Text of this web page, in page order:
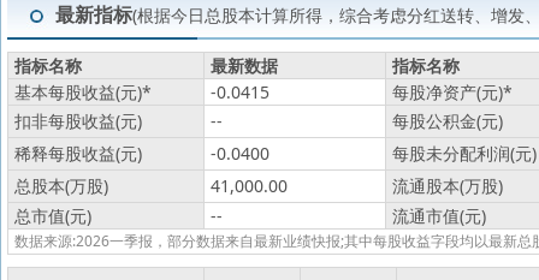
最新指标(根据今日总股本计算所得，综合考虑分红送转、增发
指标名称 最新数据
指标名称
基本每股收益(元)* -0.0415 每股净资产(元)*
扣非每股收益(元)
--
每股公积金(元)
稀释每股收益(元)
-0.0400
每股未分配利润(元)
总股本(万股)
41,000.00
流通股本(万股)
总市值(元)
-- 流通市值(元)
数据来源:2026一季报，部分数据来自最新业绩快报;其中每股收益字段均以最新